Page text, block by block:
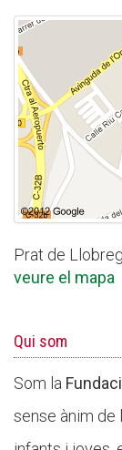
Prat de
veure el mapa
Qui som
Som la
sense ànim de
Fes un donatiu
Treballa amb